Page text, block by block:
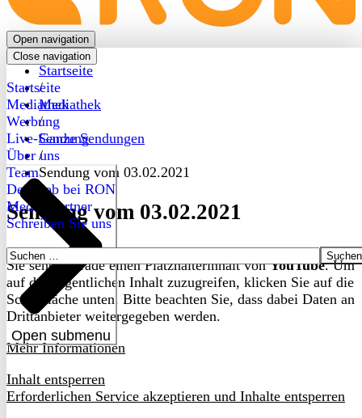
Open navigation
Close navigation
Startseite
Mediathek
Werbung
Live-Sendung
Über uns
Open submenu
Team
Dein Job bei RON
Medienpartner
Schreiben Sie uns
Suchen
nach:
Startseite
/
Mediathek
/
Ganze Sendungen
/
Sendung vom 03.02.2021
Sendung vom 03.02.2021
Sie sehen gerade einen Platzhalterinhalt vonYouTube. Um
auf den eigentlichen Inhalt zuzugreifen, klicken Sie auf die
Schaltfläche unten. Bitte beachten Sie, dass dabei Daten an
Drittanbieter weitergegeben werden.
Mehr Informationen
Inhalt entsperren
Erforderlichen Service akzeptieren und Inhalte entsperren